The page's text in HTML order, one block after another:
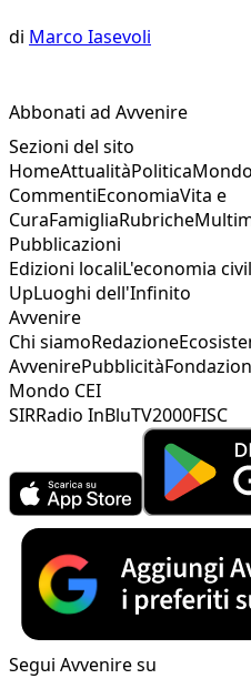
di Marco Iasevoli
Abbonati ad Avvenire
Sezioni del sito
HomeAttualitàPoliticaMondo
CommentiEconomiaVita e
CuraFamigliaRubriche
Pubblicazioni
Edizioni localiL'economia
UpLuoghi dell'Infinito
Avvenire
Chi siamoRedazione
AvvenirePubblicità
Mondo CEI
SIRRadio InBluTV2000FISC
Segui Avvenire su